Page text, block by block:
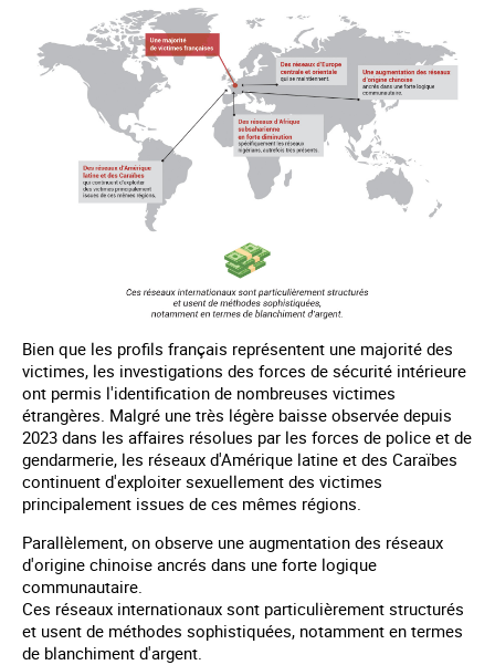
Bien que les profils français représentent une majorité des
victimes, les investigations des forces de sécurité intérieure
ont permis l'identification de nombreuses victimes
étrangères. Malgré une très légère baisse observée depuis
2023 dans les affaires résolues par les forces de police et de
gendarmerie, les réseaux d'Amérique latine et des Caraïbes
continuent d'exploiter sexuellement des victimes
principalement issues de ces mêmes régions.
Parallèlement, on observe une augmentation des réseaux
d'origine chinoise ancrés dans une forte logique
communautaire.
Ces réseaux internationaux sont particulièrement structurés
et usent de méthodes sophistiquées, notamment en termes
de blanchiment d'argent.